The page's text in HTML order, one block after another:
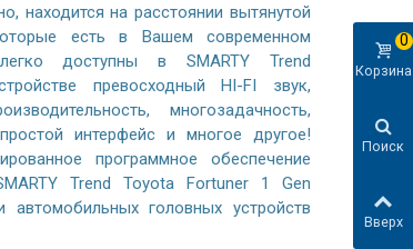
находится на расстоянии вытянутой
есть в Вашем современном
доступны в SMARTY Trend
превосходный HI-FI звук,
многозадачность,
интерфейс и многое другое!
программное обеспечение
Trend Toyota Fortuner 1 Gen
головных устройств
Корзина
0
Поиск
Вверх